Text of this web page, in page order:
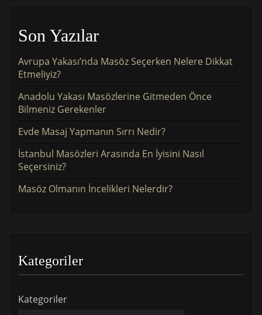
Son Yazılar
Avrupa Yakası’nda Masöz Seçerken Nelere Dikkat
Etmeliyiz?
Anadolu Yakası Masözlerine Gitmeden Önce
Bilmeniz Gerekenler
Evde Masaj Yapmanın Sırrı Nedir?
İstanbul Masözleri Arasında En İyisini Nasıl
Seçersiniz?
Masöz Olmanın İncelikleri Nelerdir?
Kategoriler
Kategoriler